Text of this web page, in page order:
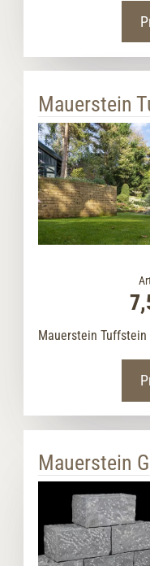
Mauerstein
Mauerstein Tuffstein
Mauerstein